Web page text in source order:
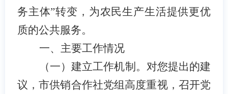
务主体”转变 ， 为农民生产生活提供更优
质的公共服务。
一、主要工作情况
（一）建立工作机制。 对您提出的建
议，市供销合作社党组高度重视，召开党